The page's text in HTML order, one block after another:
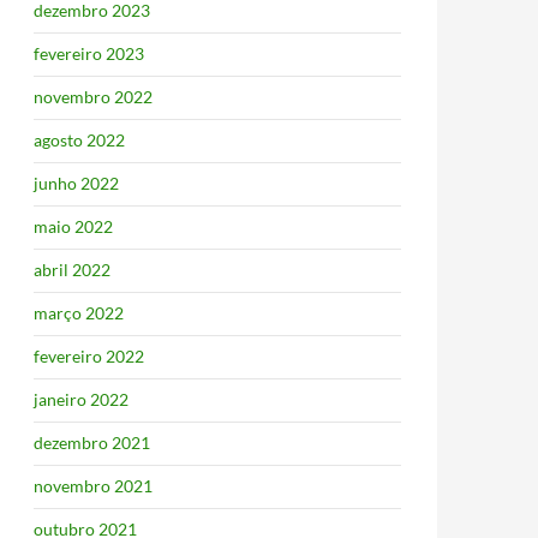
dezembro 2023
fevereiro 2023
novembro 2022
agosto 2022
junho 2022
maio 2022
abril 2022
março 2022
fevereiro 2022
janeiro 2022
dezembro 2021
novembro 2021
outubro 2021